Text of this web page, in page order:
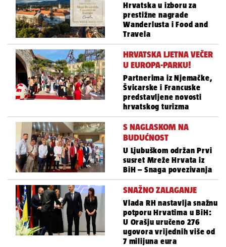
Hrvatska u izboru za
prestižne nagrade
Wanderlusta i Food and
Travela
HRVATSKA LJETNA VEČER
U EUROPA-PARKU!
Partnerima iz Njemačke,
Švicarske i Francuske
predstavljene novosti
hrvatskog turizma
S NAGLASKOM NA
BUDUĆNOST
U Ljubuškom održan Prvi
susret Mreže Hrvata iz
BiH – Snaga povezivanja
SNAŽNO ZALAGANJE
Vlada RH nastavlja snažnu
potporu Hrvatima u BiH:
U Orašju uručeno 276
ugovora vrijednih više od
7 milijuna eura